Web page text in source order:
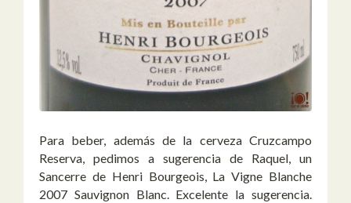
Para beber, además de la cerveza Cruzcampo
Reserva, pedimos a sugerencia de Raquel, un
Sancerre de Henri Bourgeois, La Vigne Blanche
2007 Sauvignon Blanc. Excelente la sugerencia.